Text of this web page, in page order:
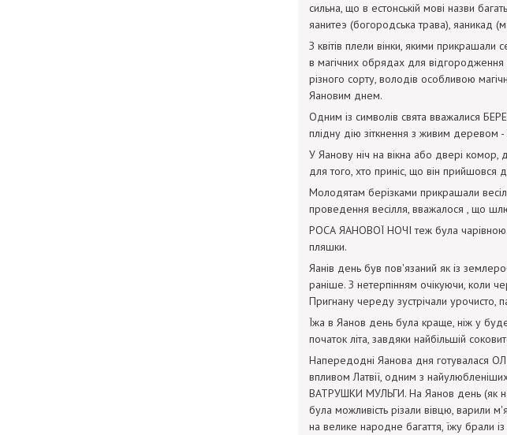
сильна, що в естонській мові назви
яанитеэ (богородська трава), яаникад
З квітів плели вінки, якими прикрашали
в магічних обрядах для відгородження
різного сорту, володів особливою
Яановим днем.
Одним із символів свята вважалися
плідну дію зіткнення з живим деревом
У Яанову ніч на вікна або двері комор,
для того, хто приніс, що він прийшовся
Молодятам берізками прикрашали
проведення весілля, вважалося , що
РОСА ЯАНОВОЇ НОЧІ теж була чарівною.
пляшки.
Яанів день був пов'язаний як із
раніше. З нетерпінням очікуючи, коли
Пригнану череду зустрічали
Їжа в Яанов день була краще, ніж у
початок літа, завдяки найбільшій
Напередодні Яанова дня готувалася
впливом Латвії, одним з
ВАТРУШКИ МУЛЬГИ. На Яанов день (як
була можливість різали вівцю, варили
на велике народне багаття, їжу брали